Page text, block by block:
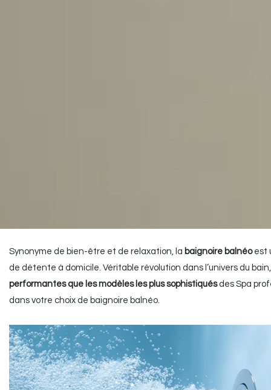
Synonyme de bien-être et de relaxation, la baignoire balnéoest
de détente à domicile. Véritable révolution dans l’univers du
performantes que les modèles les plus sophistiquésdes Spa
dans votre choix de baignoire balnéo.